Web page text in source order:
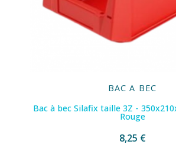
BAC A BEC
Bac à bec Silafix taille 3Z -
Rouge
8,25 €